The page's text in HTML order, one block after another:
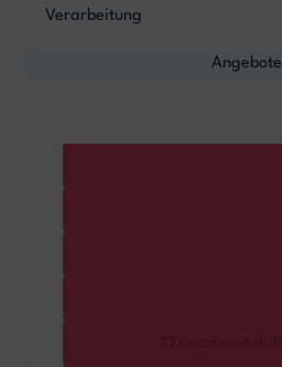
Verarbeitung
Angebote